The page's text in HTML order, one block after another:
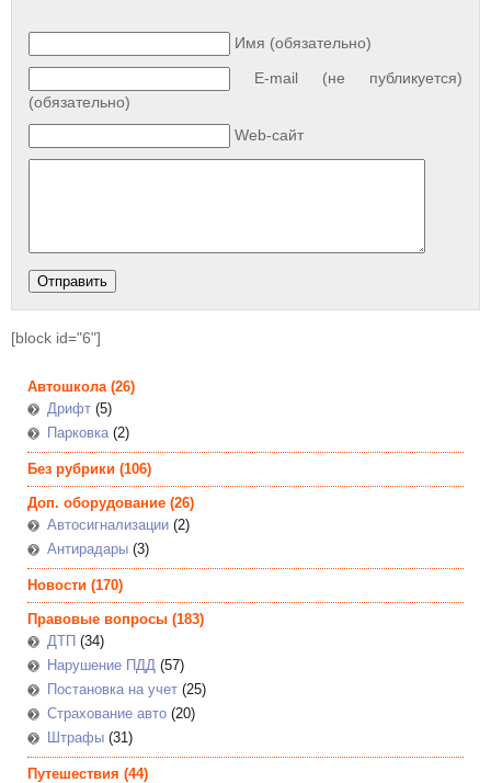
Имя (обязательно)
E-mail (не публикуется)
(обязательно)
Web-сайт
[block id="6"]
Автошкола(26)
Дрифт (5)
Парковка(2)
Без рубрики (106)
Доп. оборудование (26)
Автосигнализации (2)
Антирадары (3)
Новости (170)
Правовые вопросы (183)
ДТП (34)
Нарушение ПДД (57)
Постановка на учет (25)
Страхование авто (20)
Штрафы (31)
Путешествия (44)